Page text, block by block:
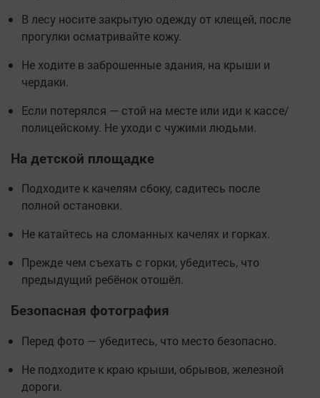
В лесу носите закрытую одежду от клещей, после
прогулки осматривайте кожу.
Не ходите в заброшенные здания, на крыши и
чердаки.
Если потерялся — стой на месте или иди к кассе/
полицейскому. Не уходи с чужими людьми.
На детской площадке
Подходите к качелям сбоку, садитесь после
полной остановки.
Не катайтесь на сломанных качелях и горках.
Прежде чем съехать с горки, убедитесь, что
предыдущий ребёнок отошёл.
Безопасная фотография
Перед фото — убедитесь, что место безопасно.
Не подходите к краю крыши, обрывов, железной
дороги.